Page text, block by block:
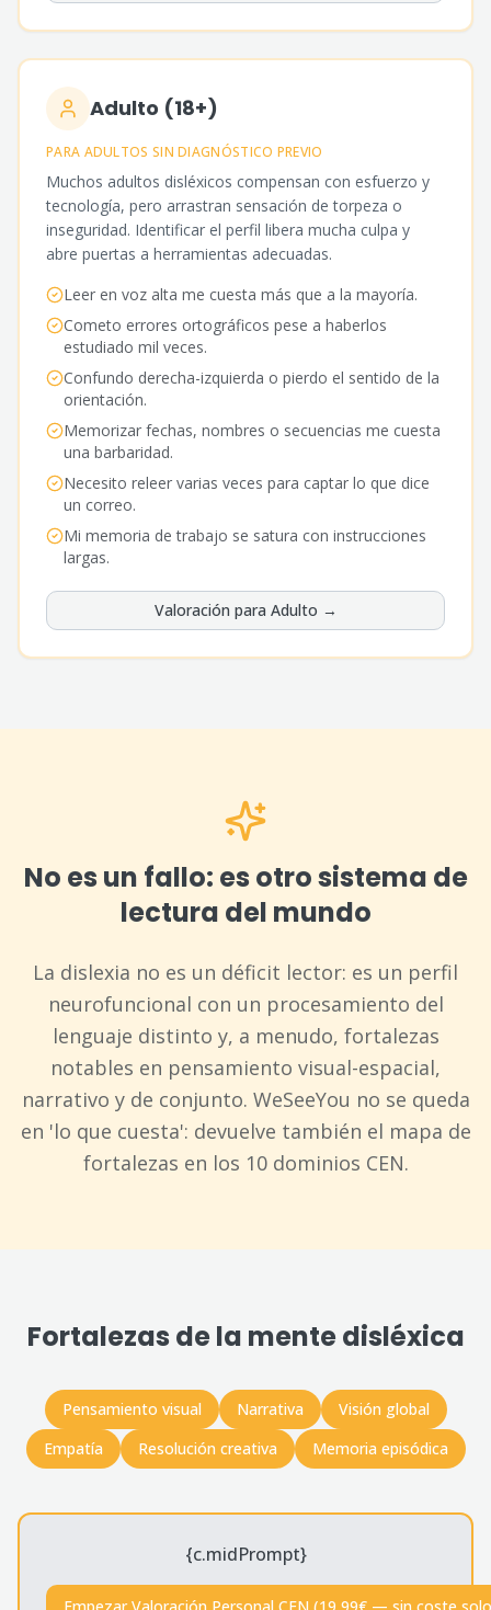
Adulto (18+)
PARA ADULTOS SIN DIAGNÓSTICO PREVIO
Muchos adultos disléxicos compensan con esfuerzo y
tecnología, pero arrastran sensación de torpeza o
inseguridad. Identificar el perfil libera mucha culpa y
abre puertas a herramientas adecuadas.
Leer en voz alta me cuesta más que a la mayoría.
Cometo errores ortográficos pese a haberlos
estudiado mil veces.
Confundo derecha-izquierda o pierdo el sentido de la
orientación.
Memorizar fechas, nombres o secuencias me cuesta
una barbaridad.
Necesito releer varias veces para captar lo que dice
un correo.
Mi memoria de trabajo se satura con instrucciones
largas.
Valoración para Adulto →
No es un fallo: es otro sistema de
lectura del mundo
La dislexia no es un déficit lector: es un perfil
neurofuncional con un procesamiento del
lenguaje distinto y, a menudo, fortalezas
notables en pensamiento visual-espacial,
narrativo y de conjunto. WeSeeYou no se queda
en 'lo que cuesta': devuelve también el mapa de
fortalezas en los 10 dominios CEN.
Fortalezas de la mente disléxica
Pensamiento visual Narrativa
Visión global
Empatía
Resolución creativa Memoria episódica
{c.midPrompt}